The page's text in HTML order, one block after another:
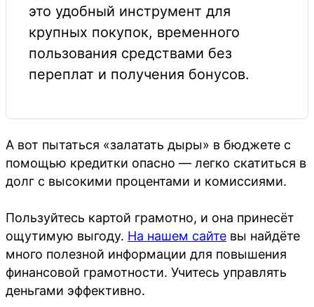
это удобный инструмент для
крупных покупок, временного
пользования средствами без
переплат и получения бонусов.
А вот пытаться «залатать дыры» в бюджете с
помощью кредитки опасно — легко скатиться в
долг с высокими процентами и комиссиями.
Пользуйтесь картой грамотно, и она принесёт
ощутимую выгоду. На нашем сайте вы найдёте
много полезной информации для повышения
финансовой грамотности. Учитесь управлять
деньгами эффективно.